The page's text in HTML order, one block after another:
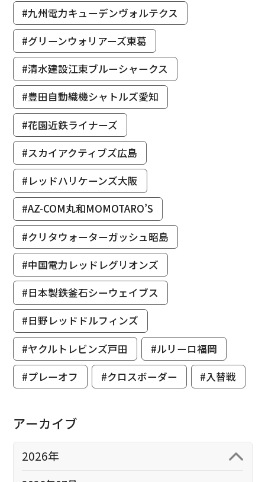
#九州電力キューデンヴォルテクス
#グリーンウォリアーズ東葛
#清水建設江東ブルーシャークス
#豊田自動織機シャトルズ愛知
#花園近鉄ライナーズ
#スカイアクティブズ広島
#レッドハリケーンズ大阪
#AZ-COM丸和MOMOTARO’S
#クリタウォーターガッシュ昭島
#中国電力レッドレグリオンズ
#日本製鉄釜石シーウェイブス
#日野レッドドルフィンズ
#ヤクルトレビンズ戸田
#ルリーロ福岡
#プレーオフ
#クロスボーダー #入替戦
アーカイブ
2026年